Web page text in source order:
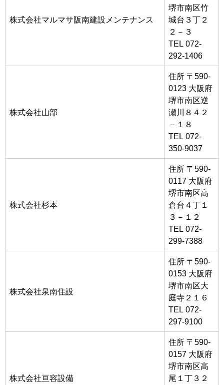
株式会社マルマサ阪南建設メンテナンス
堺市南区竹
城台３丁２
２－３
TEL 072-
292-1406
株式会社山部
住所 〒590-
0123 大阪府
堺市南区逆
瀬川８４２
－１８
TEL 072-
350-9037
株式会社杉本
住所 〒590-
0117 大阪府
堺市南区高
倉台４丁１
３－１２
TEL 072-
299-7388
株式会社泉南住設
住所 〒590-
0153 大阪府
堺市南区大
庭寺２１６
TEL 072-
297-9100
株式会社亘容設備
住所 〒590-
0157 大阪府
堺市南区高
尾１丁３２